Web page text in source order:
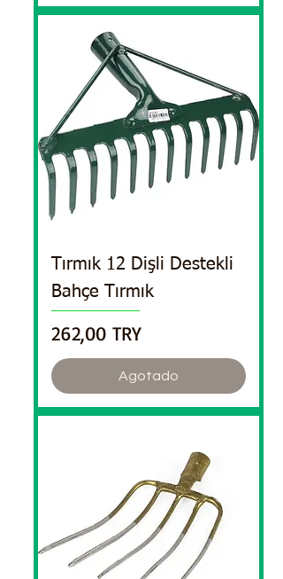
Tırmık 12 Dişli Destekli
Bahçe Tırmık
Precio
262,00 TRY
Agotado